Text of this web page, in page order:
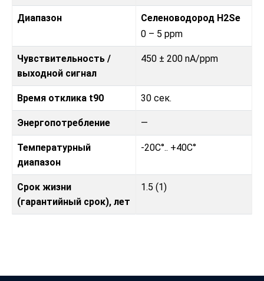
Диапазон
Селеноводород H2Se
0 – 5 ppm
Чувствительность /
выходной сигнал
450 ± 200 nA/ppm
Время отклика t90 30 сек.
Энергопотребление —
Температурный
диапазон
-20C°.. +40C°
Срок жизни
(гарантийный срок), лет
1.5 (1)